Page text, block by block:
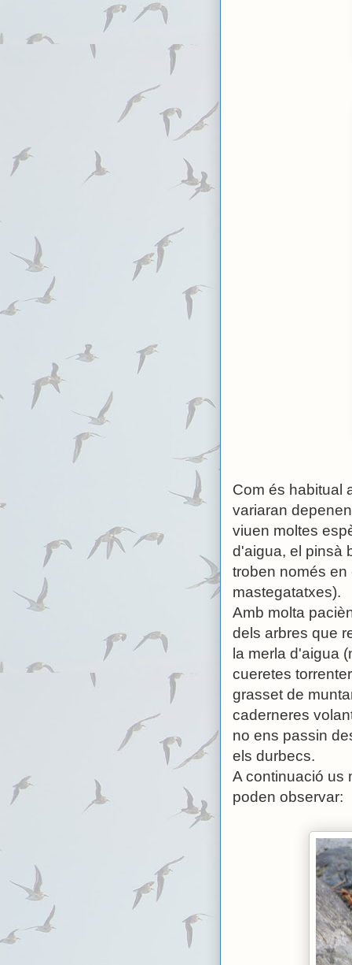
Com és habitual
variaran
viuen moltes
d'aigua, el pinsà
troben només
mastegatatxes).
Amb molta
dels arbres que
la merla d'aigua
cueretes
grasset de
caderneres
no ens passin
els durbecs.
A continuació us
poden observar: